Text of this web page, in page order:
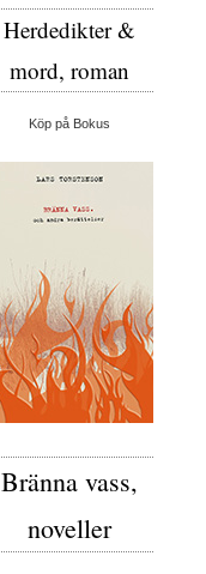
Herdedikter &
mord, roman
Köp på Bokus
Bränna vass,
noveller